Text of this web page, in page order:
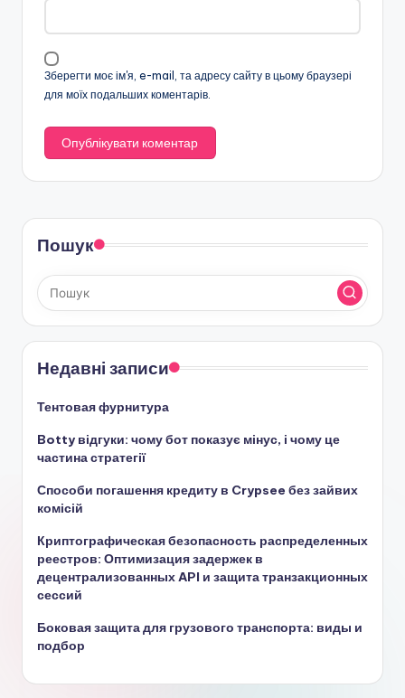
Зберегти моє ім'я, e-mail, та адресу сайту в цьому браузері
для моїх подальших коментарів.
Пошук
Недавні записи
Тентовая фурнитура
Botty відгуки: чому бот показує мінус, і чому це
частина стратегії
Способи погашення кредиту в Crypsee без зайвих
комісій
Криптографическая безопасность распределенных
реестров: Оптимизация задержек в
децентрализованных API и защита транзакционных
сессий
Боковая защита для грузового транспорта: виды и
подбор